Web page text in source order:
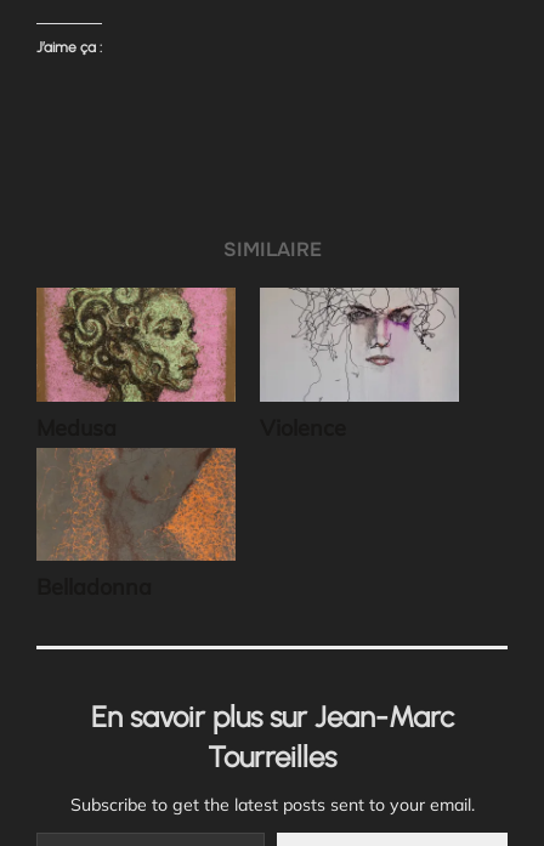
J’aime ça :
SIMILAIRE
En savoir plus sur Jean-Marc
Tourreilles
Subscribe to get the latest posts sent to your email.
Saisissez votre adresse e-mail…